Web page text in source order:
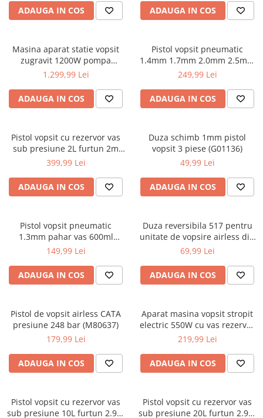
Aparate de slefuit
Aparate de vopsit
Aparate pe acumulator / baterie
Aspiratoare
Baterii incarcatoare
Cantar electronic
Ciocane rotopercutoare
Compresoare
Fierastraie
Invertor / convertor curent
Macara electrica
Motoare electrice
Polizoare
Polizor mini
Unghiulare/drepte
PPR lipire taiere
Filtre ulei
Prelungitor chei
Clesti auto
Compresoare auto
Dulap scule echipat si neechipat
Extractoare / Prese
Extras arcuri suspensie
Extras demontat tapiterie pini
Extras
rulmenti/bucse/articulatii/butuci
Extras suruburi piulite
Reparat caroserie
Bercuit conducte
Presa etrier
Trusa completa
Magnet recuperator
Pistol electric
Pistol impact 1/2"
Polizoare
Recuperator ulei
Seturi pneumatice
Chrom-Vanadium
De impact / de forta
Ciocane / topoare/pana/Leviere
Clesti / prese pentru sertizat
Clesti pentru extras / demontat
Clesti pentru taiat
Clesti reglabili /autoblocanti
Extractoare / prese
conectori
Extras injector supape
rulmenti/bucse/articulatii/butuci
Extras suruburi piulite
Filetare Reparatie filete / anvelope
Extractoare
Reparatie completa filete
Masurat
Menghine
Masini tuns
Motocoase
Pompa apa
Pulverizatoare
Sere / solarii
Suflanta aspirator
Cantare
Suporturi baie
Alte produse camping
Aragazuri si arzatoare camping
Gratare
Instalatii
Ventilatie si climatizare
Aeroterme / Incalzitoare
Dezumidificatoare
Ventilatoare
ADAUGA IN COS ADAUGA IN COS
Masina aparat statie vopsit
zugravit 1200W pompa
vopsea var lac lavabil PM0667
1.299,99 Lei
ADAUGA IN COS
Pistol vopsit pneumatic
1.4mm 1.7mm 2.0mm 2.5mm
HVLP pahar vas 600ml
170TZ)
249,99 Lei
ADAUGA IN COS
Pistol vopsit cu rezervor vas
sub presiune 2L furtun 2m
(V81340)
399,99 Lei
ADAUGA IN COS
Duza schimb 1mm pistol
vopsit 3 piese (G01136)
49,99 Lei
ADAUGA IN COS
Pistol vopsit pneumatic
1.3mm pahar vas 600ml
(KD2113)
149,99 Lei
ADAUGA IN COS
Duza reversibila 517 pentru
unitate de vopsire airless din
carbura (M80635-8)
69,99 Lei
ADAUGA IN COS
Pistol de vopsit airless CATA
presiune 248 bar (M80637)
179,99 Lei
ADAUGA IN COS
Aparat masina vopsit stropit
electric 550W cu vas rezervor
800ml priza 220V (PM0803)
219,99 Lei
ADAUGA IN COS
Pistol vopsit cu rezervor vas
sub presiune 10L furtun 2.9m
Pistol vopsit cu rezervor vas
sub presiune 20L furtun 2.9m